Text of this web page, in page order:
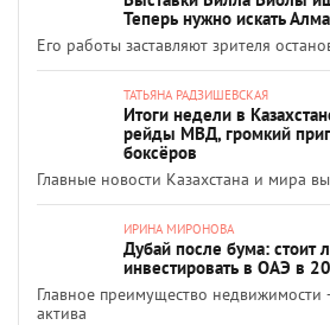
Теперь нужно искать
Его работы заставляют зрителя
ТАТЬЯНА РАДЗИШЕВСКАЯ
Итоги недели в
рейды МВД, громкий
боксёров
Главные новости Казахстана и мира
ИРИНА МИРОНОВА
Дубай после бума: стоит
инвестировать в ОАЭ в
Главное преимущество недвижимости
актива